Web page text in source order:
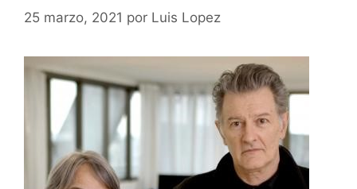
25 marzo, 2021 por Luis Lopez